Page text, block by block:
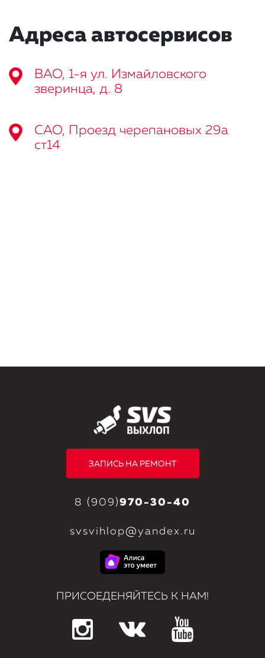
Адреса автосервисов
ВАО, 1-я ул. Измайловского
зверинца, д. 8
САО, Проезд черепановых 29а
ст14
ЗАПИСЬ НА РЕМОНТ
8 (909)970-30-40
svsvihlop@yandex.ru
ПРИСОЕДЕНЯЙТЕСЬ К НАМ!